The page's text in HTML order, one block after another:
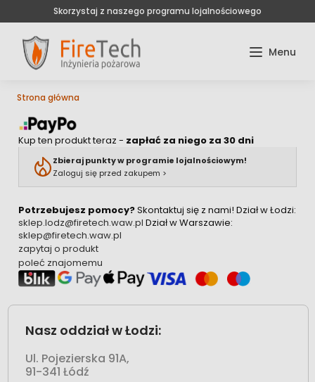
Skorzystaj z naszego programu lojalnościowego
Strona główna
Kup ten produkt teraz - zapłać za niego za 30 dni
Zbieraj punkty w programie lojalnościowym!
Zaloguj się przed zakupem >
Potrzebujesz pomocy?Skontaktuj się z nami! Dział w Łodzi:
sklep.lodz@firetech.waw.pl Dział w Warszawie:
sklep@firetech.waw.pl
zapytaj o produkt
poleć znajomemu
Nasz oddział w Łodzi:
Ul. Pojezierska 91A,
91-341 Łódź